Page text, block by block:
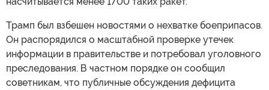
Трамп был взбешен новостями о нехватке боеприпасов.
Он распорядился о масштабной проверке утечек
информации в правительстве и потребовал уголовного
преследования. В частном порядке он сообщил
советникам, что публичные обсуждения дефицита